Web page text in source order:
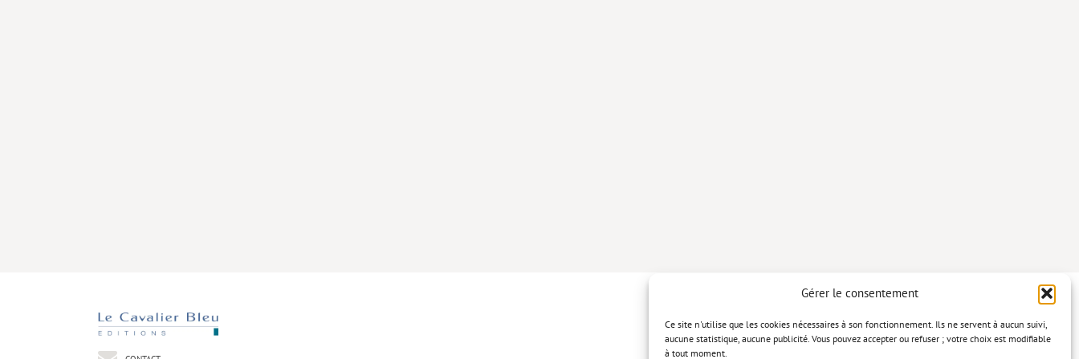
Gérer le consentement
Ce site n'utilise que les cookies nécessaires à son fonctionnement. Ils ne servent à aucun suivi,
aucune statistique, aucune publicité. Vous pouvez accepter ou refuser ; votre choix est modifiable
à tout moment.
Politique de confidentialité